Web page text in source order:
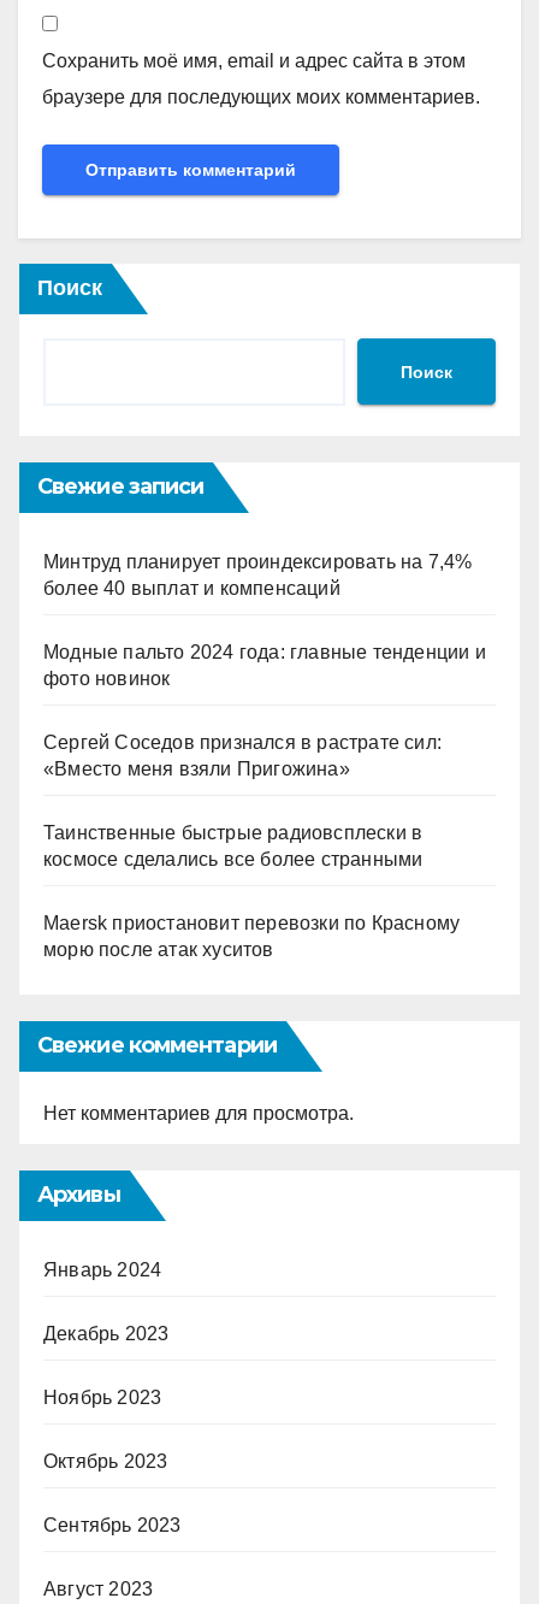
Сохранить моё имя, email и адрес сайта в этом
браузере для последующих моих комментариев.
Поиск
Поиск
Свежие записи
Минтруд планирует проиндексировать на 7,4%
более 40 выплат и компенсаций
Модные пальто 2024 года: главные тенденции и
фото новинок
Сергей Соседов признался в растрате сил:
«Вместо меня взяли Пригожина»
Таинственные быстрые радиовсплески в
космосе сделались все более странными
Maersk приостановит перевозки по Красному
морю после атак хуситов
Свежие комментарии
Нет комментариев для просмотра.
Архивы
Январь 2024
Декабрь 2023
Ноябрь 2023
Октябрь 2023
Сентябрь 2023
Август 2023